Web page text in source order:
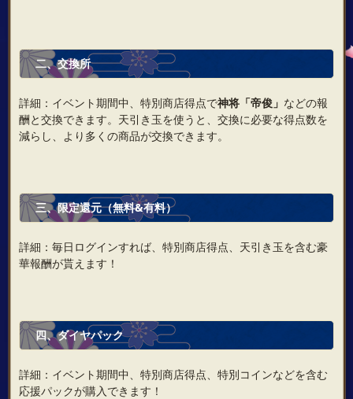
二、交換所
詳細：イベント期間中、特別商店得点で神将「帝俊」 などの報
酬と交換できます。天引き玉を使うと、交換に必要な得点数を
減らし、より多くの商品が交換できます。
三、限定還元（無料&有料）
詳細：毎日ログインすれば、特別商店得点、天引き玉を含む豪
華報酬が貰えます！
四、ダイヤパック
詳細：イベント期間中、特別商店得点、特別コインなどを含む
応援パックが購入できます！